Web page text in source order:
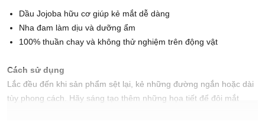
Dầu Jojoba hữu cơ giúp kẻ mắt dễ dàng
Nha đam làm dịu và dưỡng ẩm
100% thuần chay và không thử nghiệm trên động vật
Cách sử dụng
Lắc đều đến khi sản phẩm sệt lại, kẻ những đường ngắn hoặc dài
tùy phong cách. Hãy sáng tạo thêm những họa tiết để đôi mắt